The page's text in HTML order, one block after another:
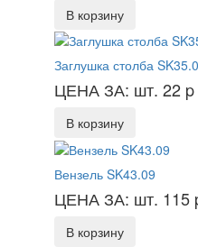
В корзину
Заглушка столба
ЦЕНА ЗА: шт. 22 p
В корзину
Вензель SK43.09
ЦЕНА ЗА: шт. 115
В корзину